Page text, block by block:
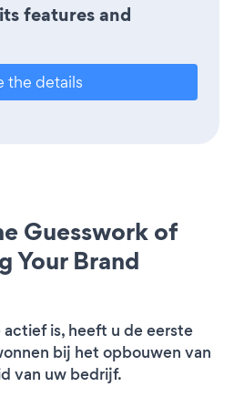
features and
the details
Guesswork of
Your Brand
is, heeft u de eerste
bij het opbouwen van
van uw bedrijf.